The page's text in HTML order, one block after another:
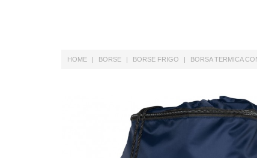
HOME BORSE BORSE FRIGO BORSA TERMICA